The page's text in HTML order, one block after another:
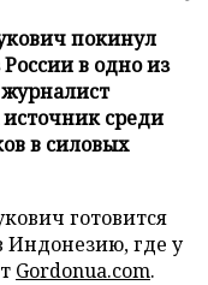
покинул
в одно из
журналист
среди
в силовых
готовится
Индонезию, где у
Gordonua.com.